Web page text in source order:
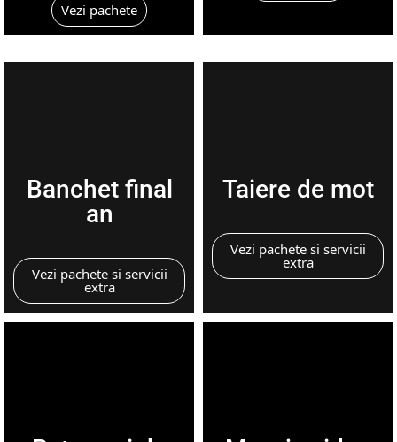
Vezi pachete
Banchet final
an
Vezi pachete si servicii
extra
Taiere de mot
Vezi pachete si servicii
extra